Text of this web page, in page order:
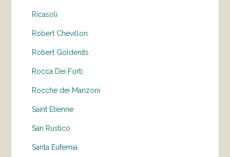
Ricasoli
Robert Chevillon
Robert Goldenits
Rocca Dei Forti
Rocche dei Manzoni
Saint Etienne
San Rustico
Santa Eufemia